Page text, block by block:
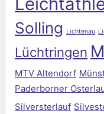
Solling
Lichtenau
Lüchtringen
MTV Altendorf
Paderborner
Silversterlauf